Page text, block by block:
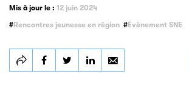
Mis à jour le : 12 juin 2024
Rencontres jeunesse en région
Événement SNE
Partager
Rencontre
Partager
Rencontre
Partager
Rencontre